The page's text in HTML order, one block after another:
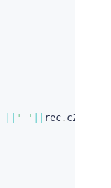
|| ' ' || rec. c2